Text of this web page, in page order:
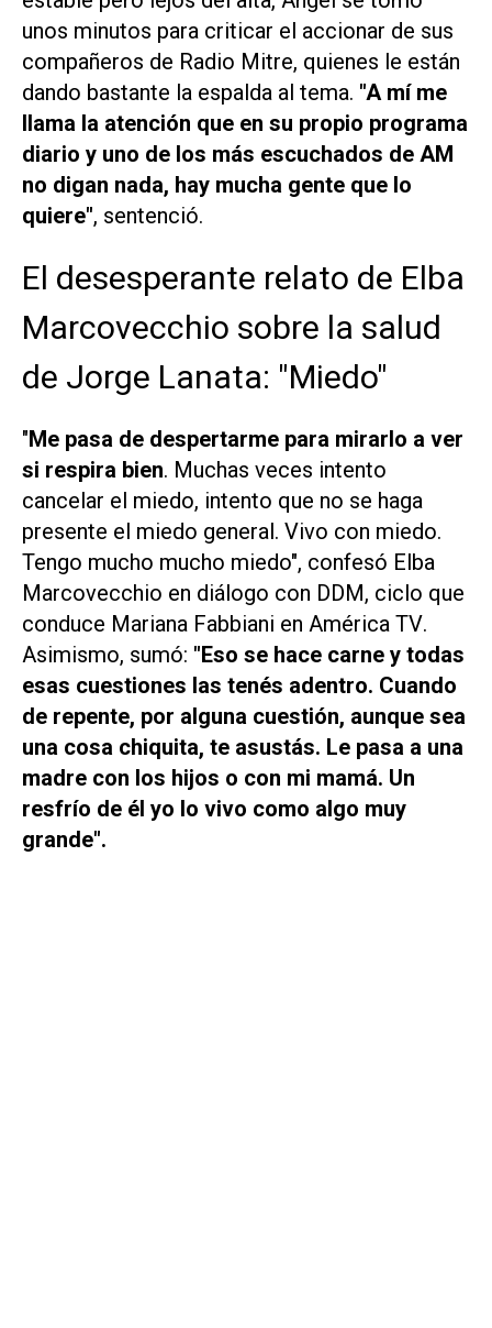
unos minutos para criticar el accionar de sus
compañeros de Radio Mitre, quienes le están
dando bastante la espalda al tema. "A mí me
llama la atención que en su propio programa
diario y uno de los más escuchados de AM
no digan nada, hay mucha gente que lo
quiere", sentenció.
El desesperante relato de Elba
Marcovecchio sobre la salud
de Jorge Lanata: "Miedo"
"Me pasa de despertarme para mirarlo a ver
si respira bien. Muchas veces intento
cancelar el miedo, intento que no se haga
presente el miedo general. Vivo con miedo.
Tengo mucho mucho miedo", confesó Elba
Marcovecchio en diálogo con DDM, ciclo que
conduce Mariana Fabbiani en América TV.
Asimismo, sumó: "Eso se hace carne y todas
esas cuestiones las tenés adentro. Cuando
de repente, por alguna cuestión, aunque sea
una cosa chiquita, te asustás. Le pasa a una
madre con los hijos o con mi mamá. Un
resfrío de él yo lo vivo como algo muy
grande".